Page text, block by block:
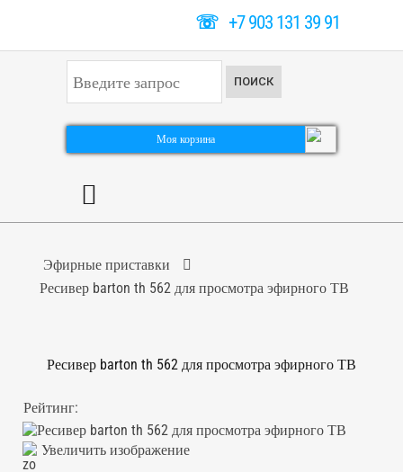
☏+7 903 131 39 91
к
а
ь
ПОИСК
Моя корзина
Эфирные приставки
Ресивер barton th 562 для просмотра эфирного ТВ
Ресивер barton th 562 для просмотра эфирного ТВ
Рейтинг:
Увеличить изображение